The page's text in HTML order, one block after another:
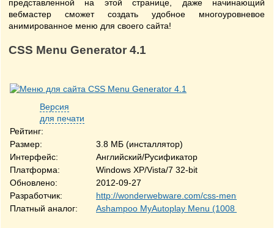
представленной на этой странице, даже начинающий
вебмастер сможет создать удобное многоуровневое
анимированное меню для своего сайта!
CSS Menu Generator 4.1
Версия
для печати
Рейтинг:
Размер:
3.8 МБ (инсталлятор)
Интерфейс:
Английский/Русификатор
Платформа:
Windows XP/Vista/7 32-bit
Обновлено:
2012-09-27
Разработчик:
http://wonderwebware.com/css-menu/
Платный аналог:
Ashampoo MyAutoplay Menu (1008 руб.)